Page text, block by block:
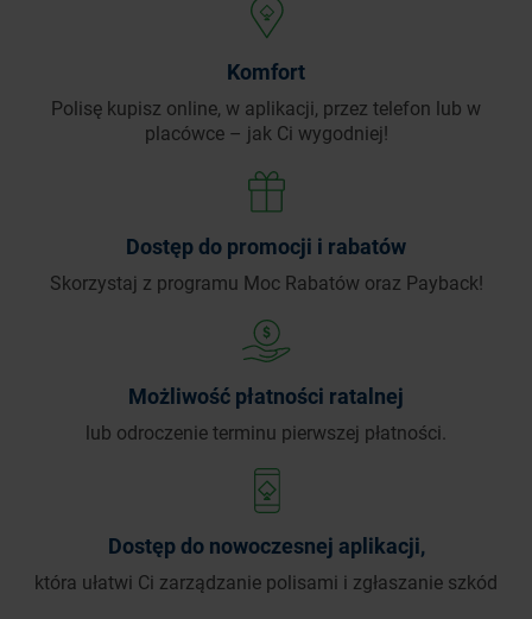
Komfort
Polisę kupisz online, w aplikacji, przez telefon lub w
placówce – jak Ci wygodniej!
Dostęp do promocji i rabatów
Skorzystaj z programu Moc Rabatów oraz Payback!
Możliwość płatności ratalnej
lub odroczenie terminu pierwszej płatności.
Dostęp do nowoczesnej aplikacji,
która ułatwi Ci zarządzanie polisami i zgłaszanie szkód